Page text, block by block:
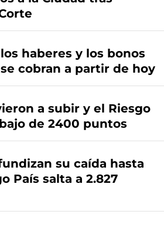
haberes y los bonos
cobran a partir de hoy
a subir y el Riesgo
de 2400 puntos
su caída hasta
País salta a 2.827